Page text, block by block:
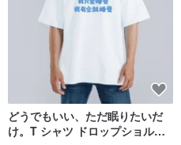
どうでもいい、ただ眠りたいだ
け。T シャツ ドロップショルダ